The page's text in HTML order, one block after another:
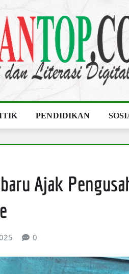
PENDIDIKAN
Ajak
0